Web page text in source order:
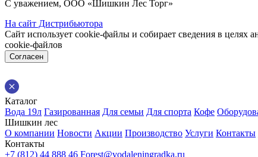
С уважением, ООО «Шишкин Лес Торг»
На сайт Дистрибьютора
Сайт использует cookie-файлы и собирает сведения в целях
cookie-файлов
Согласен
Каталог
Вода 19л Газированная Для семьи Для спорта Кофе
Шишкин лес
О компании Новости Акции Производство Услуги Контакты
Контакты
+7 (812) 44 888 46 Forest@vodaleningradka.ru